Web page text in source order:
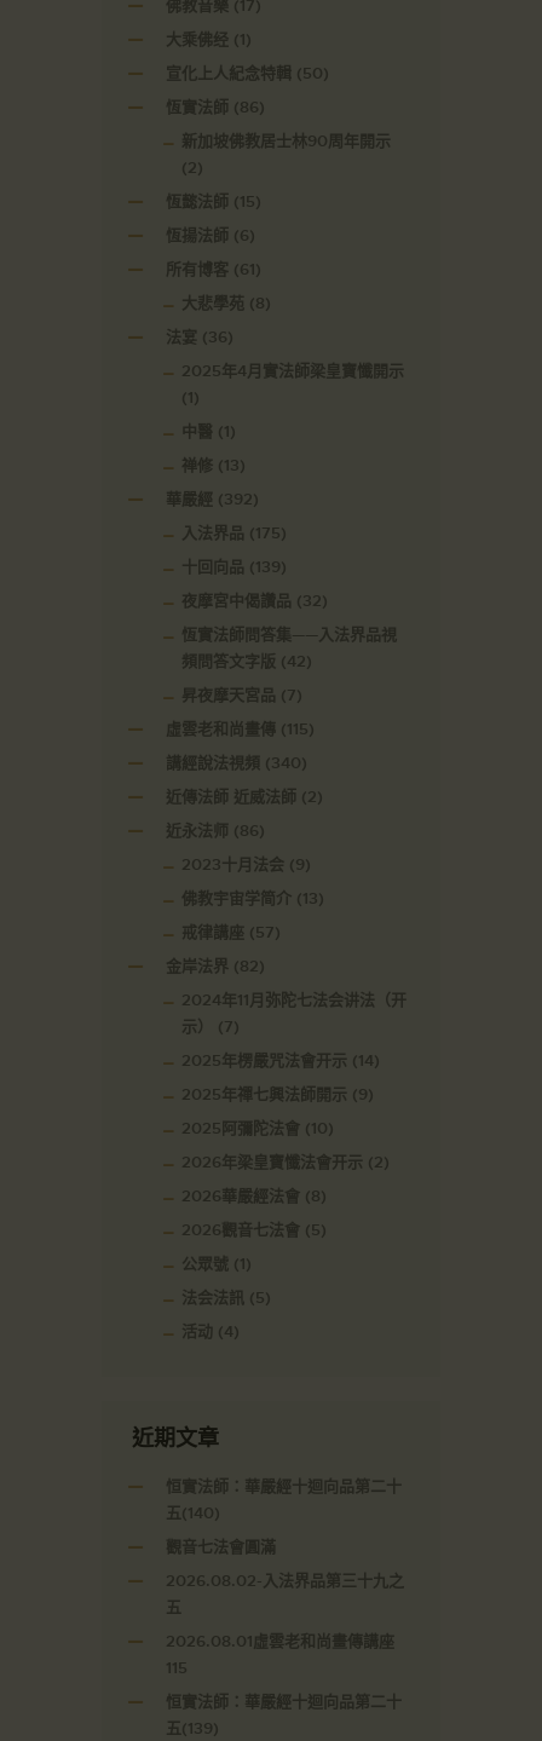
佛教音樂 (17)
大乘佛经 (1)
宣化上人紀念特輯 (50)
恆實法師 (86)
新加坡佛教居士林90周年開示
(2)
恆懿法師 (15)
恆揚法師 (6)
所有博客 (61)
大悲學苑 (8)
法宴 (36)
2025年4月實法師梁皇寶懺開示
(1)
中醫 (1)
禅修 (13)
華嚴經 (392)
入法界品 (175)
十回向品 (139)
夜摩宮中偈讚品 (32)
恆實法師問答集——入法界品視
頻問答文字版 (42)
昇夜摩天宮品 (7)
虛雲老和尚畫傳 (115)
講經說法視頻
(340)
近傳法師 近威法師 (2)
近永法师 (86)
2023十月法会 (9)
佛教宇宙学简介 (13)
戒律講座 (57)
金岸法界 (82)
2024年11月弥陀七法会讲法（开
示）
(7)
2025年楞嚴咒法會开示 (14)
2025年禪七興法師開示 (9)
2025阿彌陀法會 (10)
2026年梁皇寶懺法會开示 (2)
2026華嚴經法會 (8)
2026觀音七法會 (5)
公眾號 (1)
法会法訊 (5)
活动 (4)
近期文章
恒實法師：華嚴經十迴向品第二十
五(140)
觀音七法會圓滿
2026.08.02-入法界品第三十九之
五
2026.08.01虛雲老和尚畫傳講座
115
恒實法師：華嚴經十迴向品第二十
五(139)